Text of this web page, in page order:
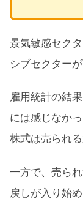
景気敏感セク
シブセクター
雇用統計の結
には感じなか
株式は売られ
一方で、売ら
戻しが入り始